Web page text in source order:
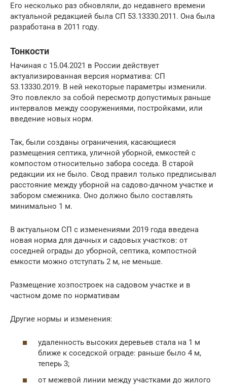
Его несколько раз обновляли, до недавнего времени
актуальной редакцией была СП 53.13330.2011. Она была
разработана в 2011 году.
Тонкости
Начиная с 15.04.2021 в России действует
актуализированная версия норматива: СП
53.13330.2019. В ней некоторые параметры изменили.
Это повлекло за собой пересмотр допустимых раньше
интервалов между сооружениями, постройками, или
введение новых норм.
Так, были созданы ограничения, касающиеся
размещения септика, уличной уборной, емкостей с
компостом относительно забора соседа. В старой
редакции их не было. Свод правил только предписывал
расстояние между уборной на садово-дачном участке и
забором смежника. Оно должно было составлять
минимально 1 м.
В актуальном СП с изменениями 2019 года введена
новая норма для дачных и садовых участков: от
соседней ограды до уборной, септика, компостной
емкости можно отступать 2 м, не меньше.
Размещение хозпостроек на садовом участке и в
частном доме по нормативам
Другие нормы и изменения:
удаленность высоких деревьев стала на 1 м
ближе к соседской ограде: раньше было 4 м,
теперь 3;
от межевой линии между участками до жилого